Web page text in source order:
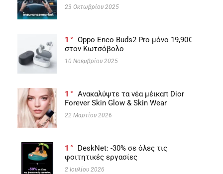
23 Οκτωβρίου 2025
1
Oppo Enco Buds2 Pro μόνο 19,90€
στον Κωτσόβολο
10 Νοεμβρίου 2025
1
Ανακαλύψτε τα νέα μέικαπ Dior
Forever Skin Glow & Skin Wear
22 Μαρτίου 2026
1
DeskNet: -30% σε όλες τις
φοιτητικές εργασίες
2 Ιουλίου 2026